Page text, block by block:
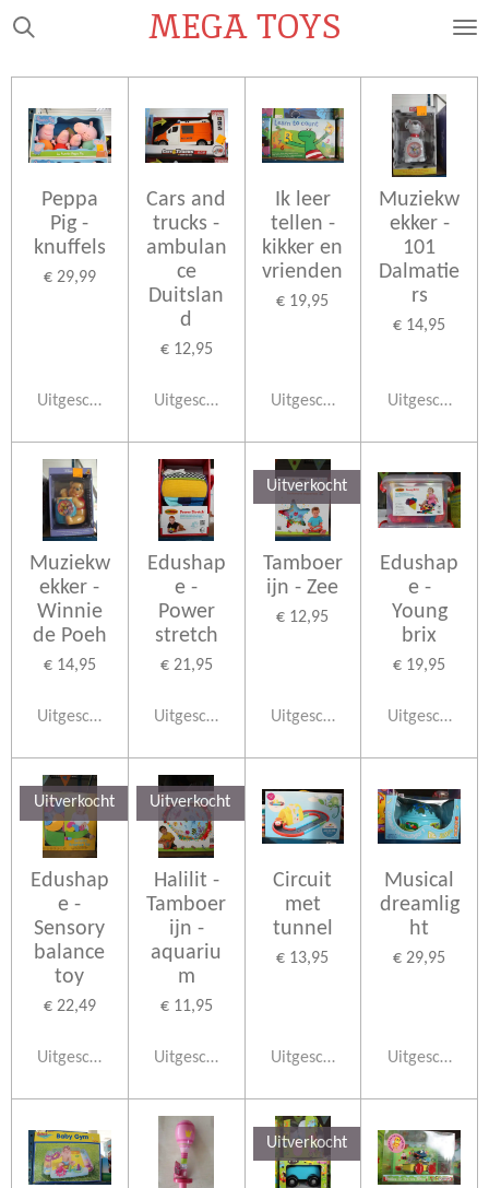
Ga
naar
hoofdinhoud
MEGA TOYS
Peppa
Pig -
knuffels
€ 29,99
Uitgeschakeld
Cars and
trucks -
ambulan
ce
Duitslan
d
€ 12,95
Uitgeschakeld
Ik leer
tellen -
kikker en
vrienden
€ 19,95
Uitgeschakeld
Muziekw
ekker -
101
Dalmatie
rs
€ 14,95
Uitgeschakeld
Muziekw
ekker -
Winnie
de Poeh
€ 14,95
Uitgeschakeld
Edushap
e -
Power
stretch
€ 21,95
Uitgeschakeld
Uitverkocht
Tamboer
ijn - Zee
€ 12,95
Uitgeschakeld
Edushap
e -
Young
brix
€ 19,95
Uitgeschakeld
Uitverkocht
Edushap
e -
Sensory
balance
toy
€ 22,49
Uitgeschakeld
Uitverkocht
Halilit -
Tamboer
ijn -
aquariu
m
€ 11,95
Uitgeschakeld
Circuit
met
tunnel
€ 13,95
Uitgeschakeld
Musical
dreamlig
ht
€ 29,95
Uitgeschakeld
Uitverkocht